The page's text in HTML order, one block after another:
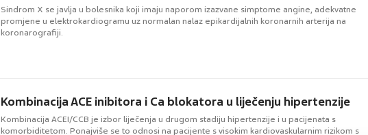
Sindrom X se javlja u bolesnika koji imaju naporom izazvane simptome angine, adekvatne
promjene u elektrokardiogramu uz normalan nalaz epikardijalnih koronarnih arterija na
koronarografiji.
Kombinacija ACE inibitora i Ca blokatora u liječenju hipertenzije
Kombinacija ACEI/CCB je izbor liječenja u drugom stadiju hipertenzije i u pacijenata s
komorbiditetom. Ponajviše se to odnosi na pacijente s visokim kardiovaskularnim rizikom s